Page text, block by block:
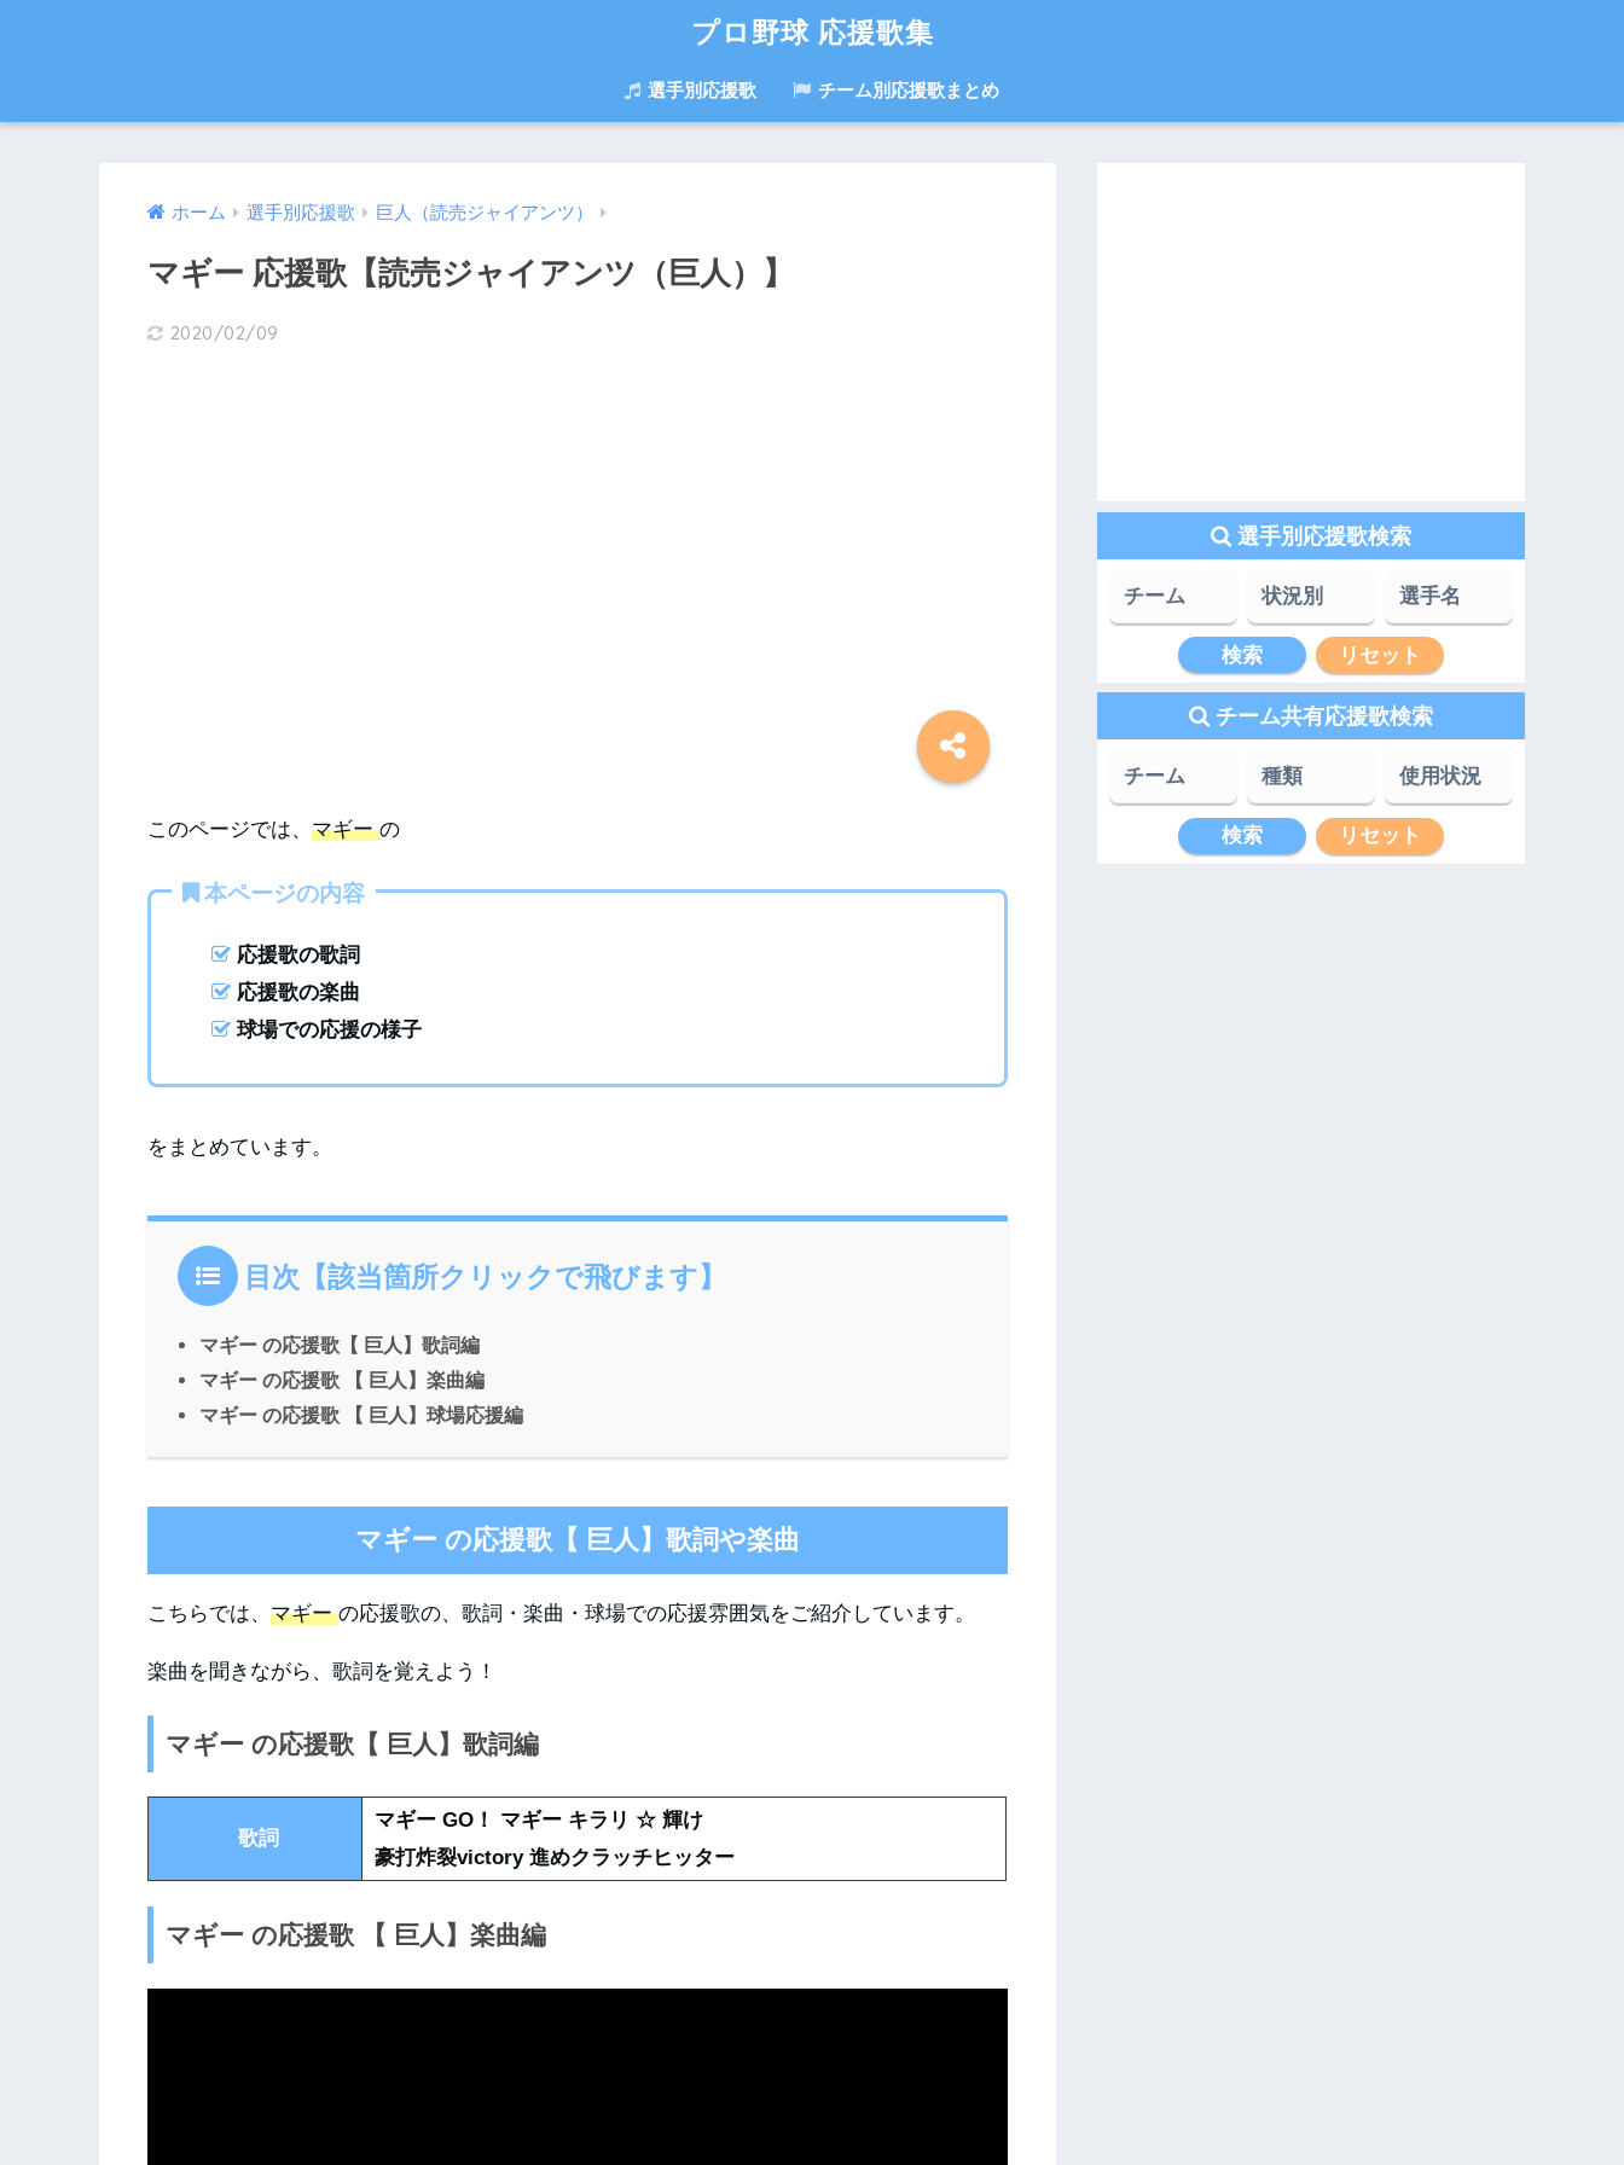
プロ野球 応援歌集
選手別応援歌 チーム別応援歌まとめ
ホーム 選手別応援歌 巨人（読売ジャイアンツ）
マギー 応援歌【読売ジャイアンツ（巨人）】
2020/02/09
このページでは、 マギーの
本ページの内容
応援歌の歌詞
応援歌の楽曲
球場での応援の様子
をまとめています。
目次【該当箇所クリックで飛びます】
マギー の応援歌【 巨人】歌詞編
マギー の応援歌 【 巨人】楽曲編
マギー の応援歌 【 巨人】球場応援編
マギー の応援歌【 巨人】歌詞や楽曲
こちらでは、 マギーの応援歌の、歌詞・楽曲・球場での応援雰囲気をご紹介しています。
楽曲を聞きながら、歌詞を覚えよう！
マギー の応援歌【 巨人】歌詞編
歌詞
マギー GO！ マギー キラリ ☆ 輝け
豪打炸裂victory 進めクラッチヒッター
マギー の応援歌 【 巨人】楽曲編
選手別応援歌検索
チーム共有応援歌検索